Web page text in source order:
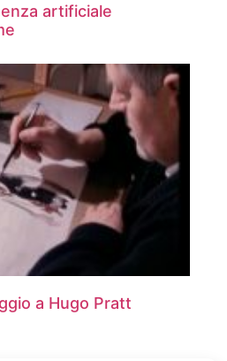
artificiale
a Hugo Pratt